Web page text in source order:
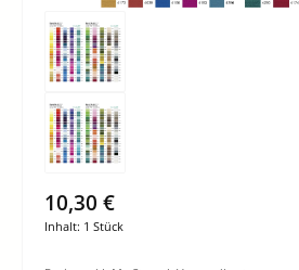
10,30 €
Inhalt: 1 Stück